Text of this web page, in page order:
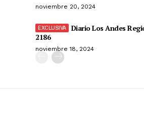
noviembre 20, 2024
Diario Los Andes
2186
noviembre 18, 2024